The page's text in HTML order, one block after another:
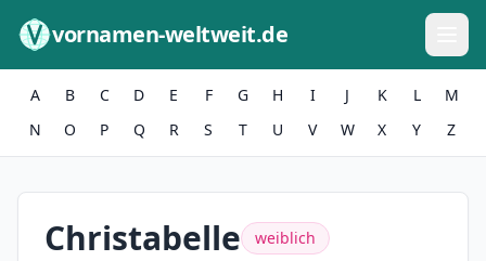
vornamen-weltweit.de
A B C D E F G H I J K L
M
N
O P Q R S T U V W X Y Z
Christabelle weiblich